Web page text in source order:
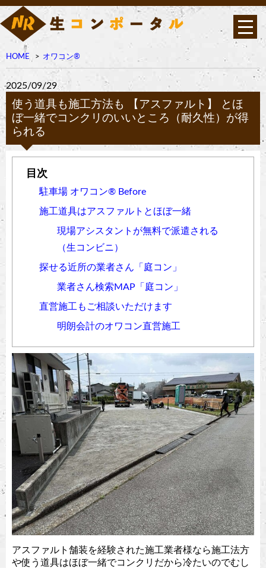
HOME オワコン®︎
2025/09/29
使う道具も施工方法も 【アスファルト】 とほ
ぼ一緒でコンクリのいいところ（耐久性）が得
られる
駐車場 オワコン®︎ Before
施工道具はアスファルトとほぼ一緒
現場アシスタントが無料で派遣される
（生コンビニ）
探せる近所の業者さん「庭コン」
業者さん検索MAP「庭コン」
直営施工もご相談いただけます
明朗会計のオワコン直営施工
アスファルト舗装を経験された施工業者様なら施工法方
や使う道具はほぼ一緒でコンクリだから冷たいのでむし